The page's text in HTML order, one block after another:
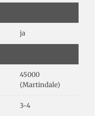
ja
45000
(Martindale)
3-4